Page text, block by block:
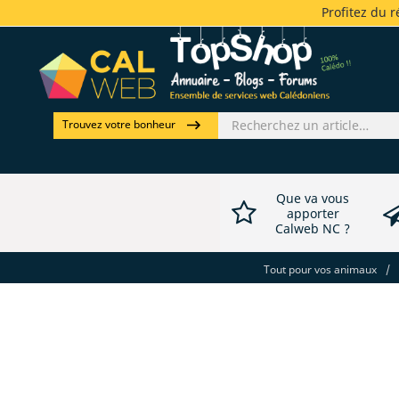
Profitez du
Trouvez votre bonheur
Que va vous
apporter
Calweb NC ?
Tout pour vos animaux /